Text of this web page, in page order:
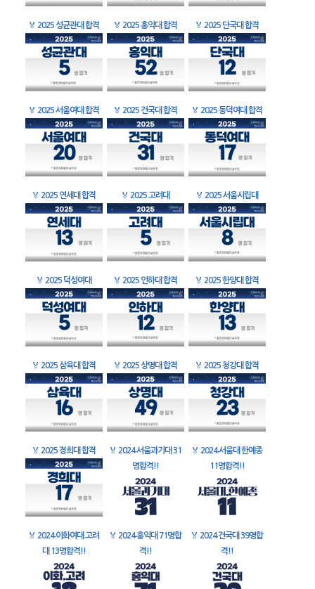
🏅 2025 성균관대 합격 🏅 2025 홍익대 합격 🏅 2025 단국대 합격
🏅 2025 서울여대 합격 🏅 2025 건국대 합격 🏅 2025 동덕여대 합격
🏅 2025 연세대 합격 🏅 2025 고려대 🏅 2025 서울시립대
🏅 2025 덕성여대 🏅 2025 인하대 합격 🏅 2025 한양대 합격
🏅 2025 삼육대 합격 🏅 2025 상명대 합격 🏅 2025 청강대 합격
🏅 2025 경희대 합격 🏅 2024 서울과기대 31
명합격!!
🏅 2024 서울대 한예종
11명합격!!
🏅 2024 이화여대 고려
대 13명합격!!
🏅 2024 홍익대 71명합
격!!
🏅 2024 건국대 39명합
격!!